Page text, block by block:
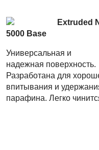
Extruded
5000 Base
Универсальная и
надежная поверхность.
Разработана для
впитывания и
парафина. Легко